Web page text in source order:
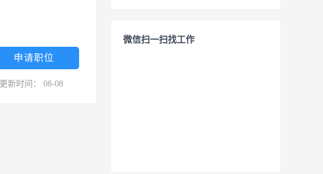
申请职位
更新时间： 08-08
微信扫一扫找工作